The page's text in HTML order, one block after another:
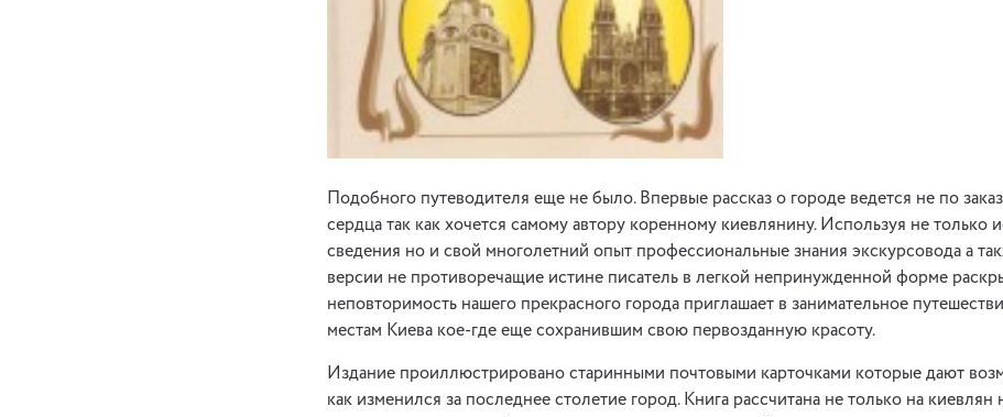
Подобного путеводителя еще не было. Впервые рассказ о городе ведется не по
сердца так как хочется самому автору коренному киевлянину. Используя не только
сведения но и свой многолетний опыт профессиональные знания экскурсовода а
версии не противоречащие истине писатель в легкой непринужденной форме
неповторимость нашего прекрасного города приглашает в занимательное
местам Киева кое-где еще сохранившим свою первозданную красоту.
Издание проиллюстрировано старинными почтовыми карточками которые дают
как изменился за последнее столетие город. Книга рассчитана не только на киевлян